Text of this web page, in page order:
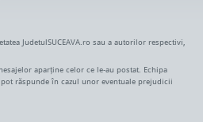
JudetulSUCEAVA.ro sau a autorilor respectivi,
aparține celor ce le-au postat. Echipa
pot răspunde în cazul unor eventuale prejudicii